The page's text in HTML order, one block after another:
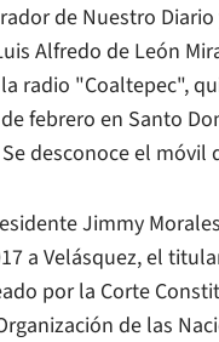
de Nuestro Diario
Alfredo de León
radio "Coaltepec",
febrero en Santo
desconoce el móvil
Jimmy
a Velásquez, el
por la Corte
de las